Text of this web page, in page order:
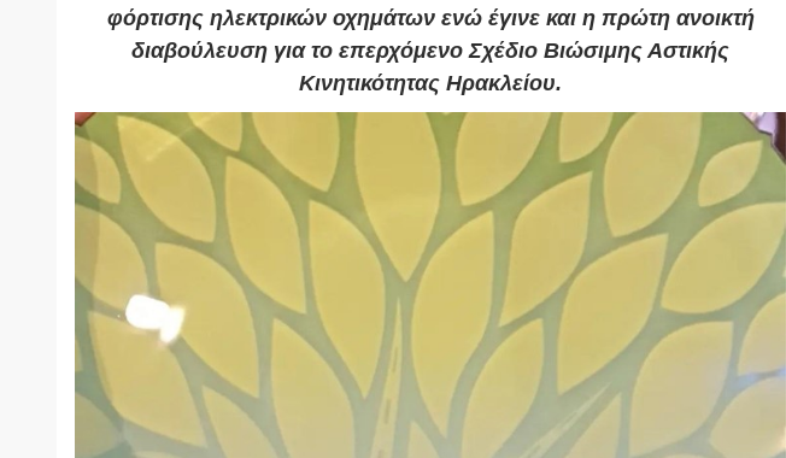
φόρτισης ηλεκτρικών οχημάτων ενώ έγινε και η πρώτη ανοικτή
διαβούλευση για το επερχόμενο Σχέδιο Βιώσιμης Αστικής
Κινητικότητας Ηρακλείου.